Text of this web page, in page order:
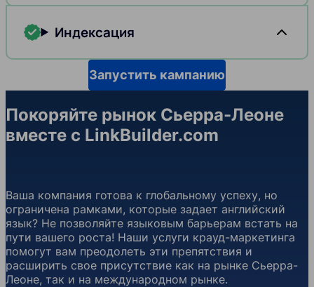
Индексация
Запустить кампанию
Покоряйте рынок Сьерра-Леоне
вместе с LinkBuilder.com
Ваша компания готова к глобальному успеху, но
ограничена рамками, которые задает английский
язык? Не позволяйте языковым барьерам встать на
пути вашего роста! Наши услуги крауд-маркетинга
помогут вам преодолеть эти препятствия и
расширить свое присутствие как на рынке Сьерра-
Леоне, так и на международном рынке.